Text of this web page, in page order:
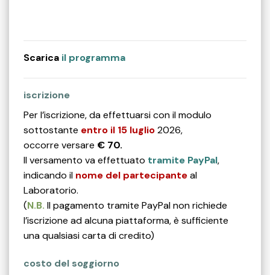
Scarica il programma
iscrizione
Per l’iscrizione, da effettuarsi con il modulo
sottostante entro il 15 luglio2026,
occorre versare € 70.
Il versamento va effettuato tramite PayPal,
indicando il nome del partecipanteal
Laboratorio.
(N.B. Il pagamento tramite PayPal non richiede
l’iscrizione ad alcuna piattaforma, è sufficiente
una qualsiasi carta di credito)
costo del soggiorno